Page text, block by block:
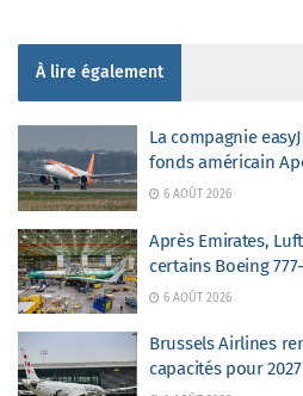
À lire également
La compagnie
fonds américain
6 AOÛT 2026
Après Emirates,
certains Boeing
6 AOÛT 2026
Brussels Airlines
capacités pour 2027